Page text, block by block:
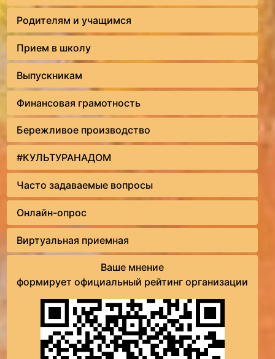
Родителям и учащимся
Прием в школу
Выпускникам
Финансовая грамотность
Бережливое производство
#КУЛЬТУРАНАДОМ
Часто задаваемые вопросы
Онлайн-опрос
Виртуальная приемная
Ваше мнение
формирует официальный рейтинг организации